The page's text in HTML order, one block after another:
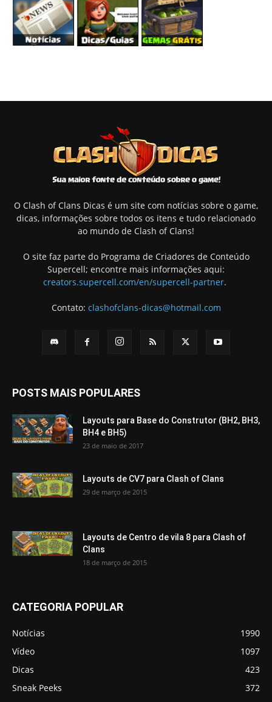
O Clash of Clans Dicas é um site com notícias sobre o game,
dicas, informações sobre todos os itens e tudo relacionado
ao mundo de Clash of Clans!
O site faz parte do Programa de Criadores de Conteúdo
Supercell; encontre mais informações aqui:
creators.supercell.com/en/supercell-partner.
Contato: clashofclans-dicas@hotmail.com
POSTS MAIS POPULARES
Layouts para Base do Construtor (BH2, BH3,
BH4 e BH5)
23 de maio de 2017
Layouts de CV7 para Clash of Clans
29 de março de 2015
Layouts de Centro de vila 8 para Clash of
Clans
18 de março de 2015
CATEGORIA POPULAR
Notícias
1990
Vídeo
1097
Dicas
423
Sneak Peeks
372